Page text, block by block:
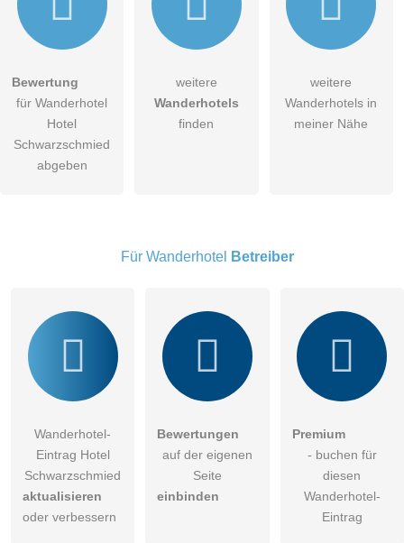
DieDatenschutzerklärunghabe ich zur Kenntnis genommen.
öffentliche Frage stellen
Wanderhotel-Eintrag zu stellen.
Bewertung
für Wanderhotel
Hotel
Schwarzschmied
abgeben
weitere
Wanderhotels
finden
weitere
Wanderhotels in
meiner Nähe
Für Wanderhotel Betreiber
Wanderhotel-
Eintrag Hotel
Schwarzschmied
aktualisieren
oder verbessern
Bewertungen
auf der eigenen
Seite
einbinden
Premium
- buchen für
diesen
Wanderhotel-
Eintrag